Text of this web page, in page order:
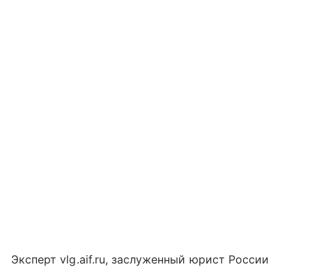
Эксперт vlg.aif.ru, заслуженный юрист России